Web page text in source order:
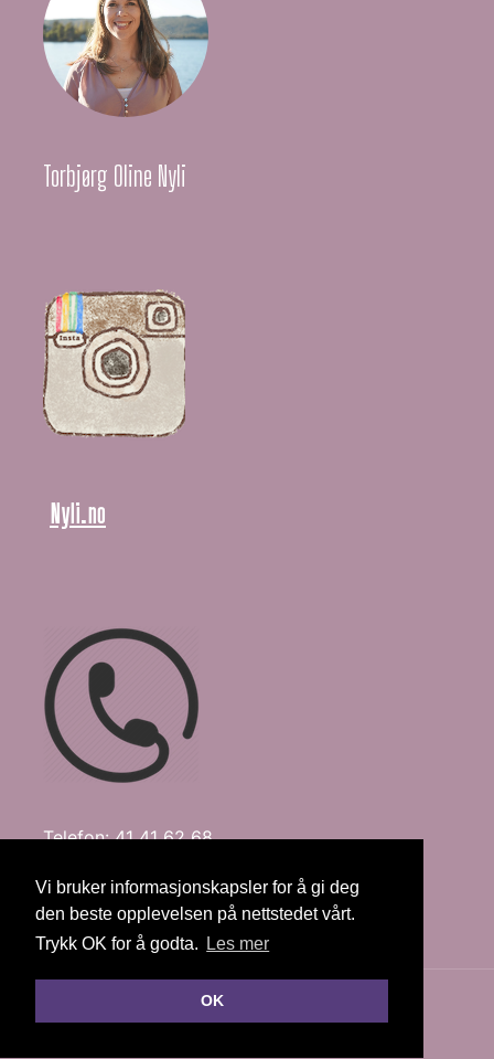
Vi bruker informasjonskapsler for å gi deg
den beste opplevelsen på nettstedet vårt.
Trykk OK for å godta.
Les mer
OK
Torbjørg Oline Nyli
Nyli.no
Telefon: 41 41 62 68